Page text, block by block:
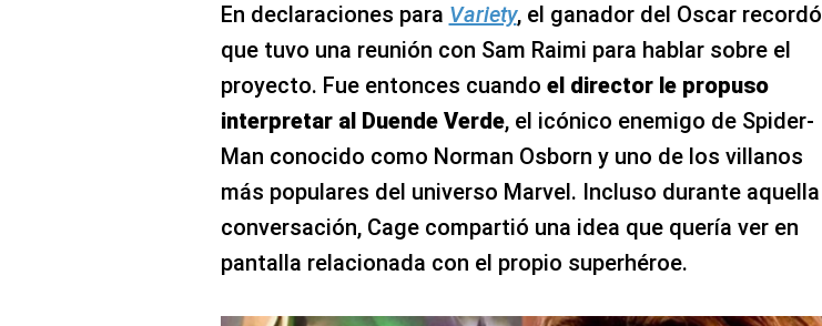
En declaraciones para Variety, el ganador del Oscar recordó
que tuvo una reunión con Sam Raimi para hablar sobre el
proyecto. Fue entonces cuando el director le propuso
interpretar al Duende Verde, el icónico enemigo de Spider-
Man conocido como Norman Osborn y uno de los villanos
más populares del universo Marvel. Incluso durante aquella
conversación, Cage compartió una idea que quería ver en
pantalla relacionada con el propio superhéroe.